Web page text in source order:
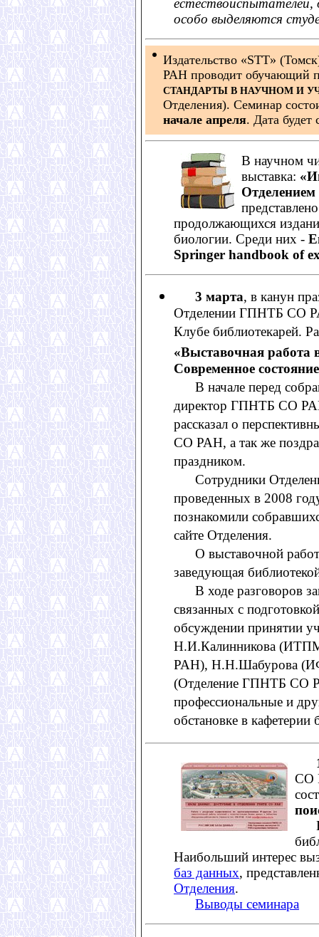
естествоиспытателей,
особо выделяются
Издательство «STT»
РАН проводит обучающий
СТАНДАРТЫ В НАУЧНОМ И
Отделения). Семинар
начале апреля. Дата
В научном
выставка:
Отделением
продолжающихся
биологии. Среди них -
Springer handbook of
3 марта, в канун
Отделении ГПНТБ СО
Клубе библиотекарей.
«Выставочная работа
Современное
В начале перед
директор ГПНТБ СО
рассказал о
СО РАН, а так же
праздником.
Сотрудники
проведенных в 2008
познакомили
сайте Отделения.
О выставочной работе
заведующая
В ходе разговоров
связанных с
обсуждении принятии
Н.И.Калинникова
РАН), Н.Н.Шабурова
(Отделение ГПНТБ СО
профессиональные и
обстановке в кафетерии
СО
В
Наибольший интерес
баз данных,
Отделения.
Выводы семинара